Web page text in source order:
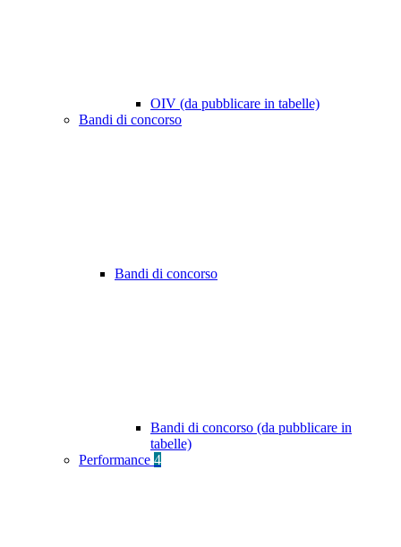
OIV (da pubblicare in tabelle)
Bandi di concorso
Bandi di concorso
Bandi di concorso (da pubblicare in
tabelle)
Performance 4